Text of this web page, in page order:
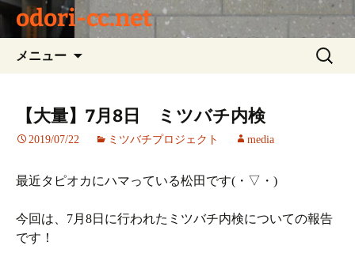
odori-cc.net
メニュー
ツ
キ
プ
検
索:
【大量】7月8日 ミツバチ内検
2019/07/22 ミツバチプロジェクト media
最近タピオカにハマっている松田です(・▽・)
今回は、7月8日に行われたミツバチ内検についての報告
です！